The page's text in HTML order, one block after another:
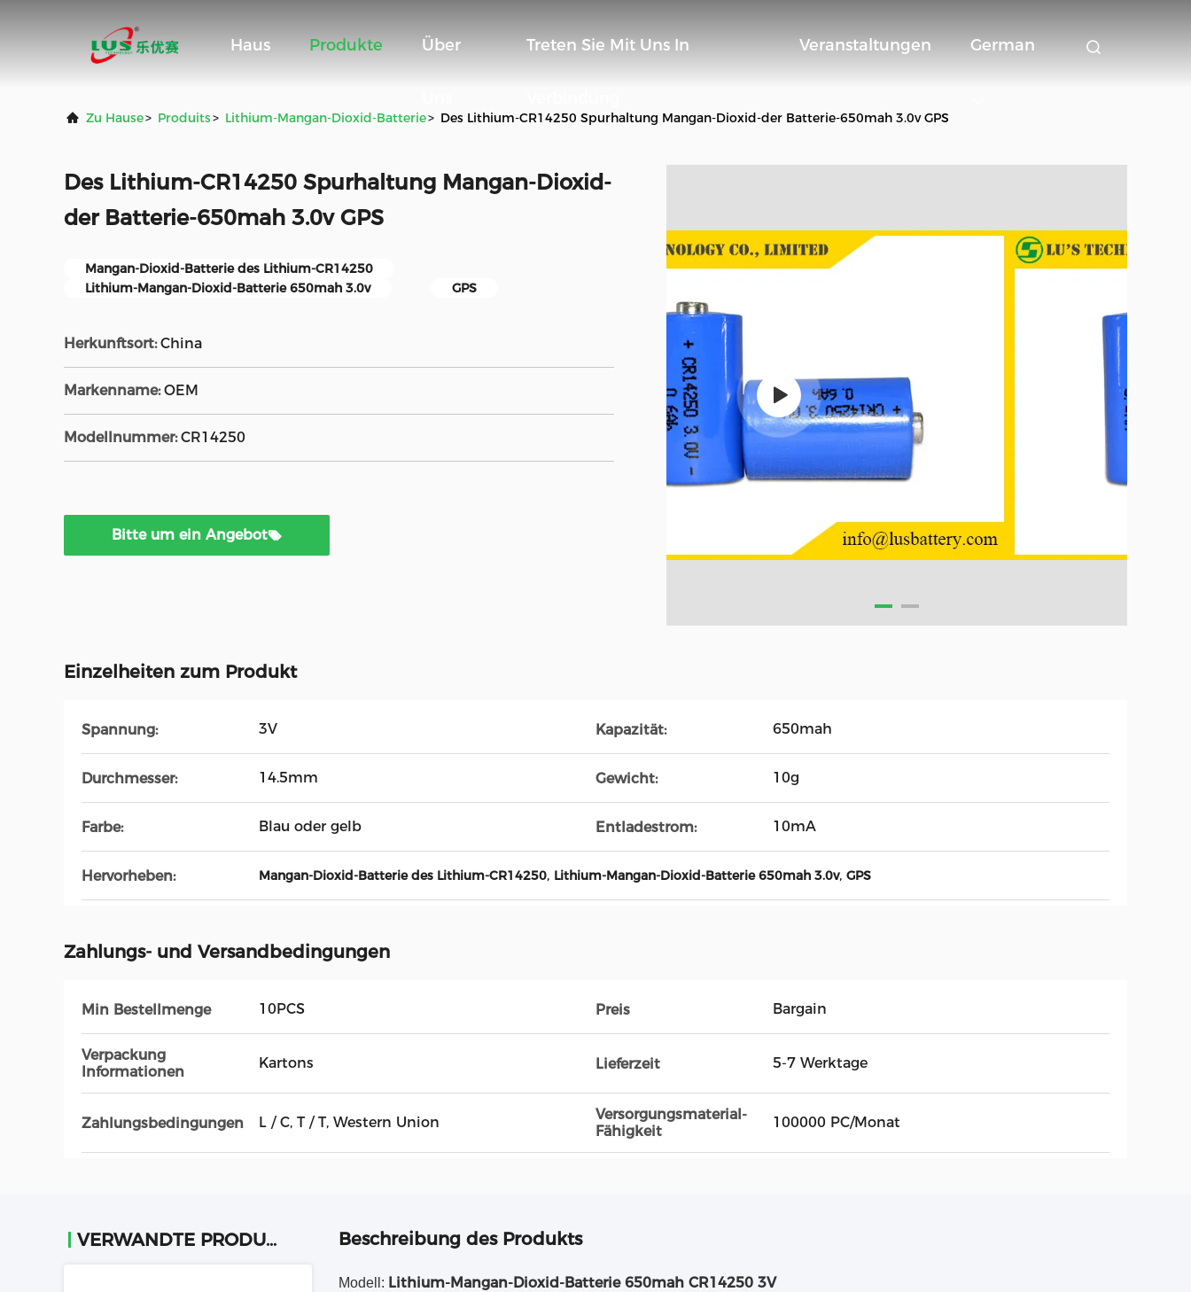
Haus Produkte Über Treten Sie Mit Uns In Veranstaltungen German
Zu Hause> Produits> Lithium-Mangan-Dioxid-Batterie> Des Lithium-CR14250 Spurhaltung Mangan-Dioxid-der Batterie-650mah 3.0v GPS
Des Lithium-CR14250 Spurhaltung Mangan-Dioxid-
der Batterie-650mah 3.0v GPS
Mangan-Dioxid-Batterie des Lithium-CR14250
Lithium-Mangan-Dioxid-Batterie 650mah 3.0v
GPS
Herkunftsort: China
Markenname: OEM
Modellnummer: CR14250
Bitte um ein Angebot
Einzelheiten zum Produkt
Spannung: 3V Kapazität: 650mah
Durchmesser: 14.5mm Gewicht: 10g
Farbe: Blau oder gelb Entladestrom: 10mA
Hervorheben: Mangan-Dioxid-Batterie des Lithium-CR14250, Lithium-Mangan-Dioxid-Batterie 650mah 3.0v, GPS
Zahlungs- und Versandbedingungen
Min Bestellmenge 10PCS Preis Bargain
Verpackung
Informationen
Kartons Lieferzeit 5-7 Werktage
Zahlungsbedingungen L / C, T / T, Western Union
Versorgungsmaterial-
Fähigkeit
100000 PC/Monat
VERWANDTE PRODUKTE Beschreibung des Produkts
Modell: Lithium-Mangan-Dioxid-Batterie 650mah CR14250 3V